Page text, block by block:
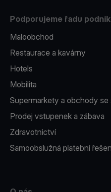
Podporujeme řadu
Maloobchod
Restaurace a kavárny
Hotels
Mobilita
Supermarkety a obchody se
Prodej vstupenek a zábava
Zdravotnictví
Samoobslužná platební